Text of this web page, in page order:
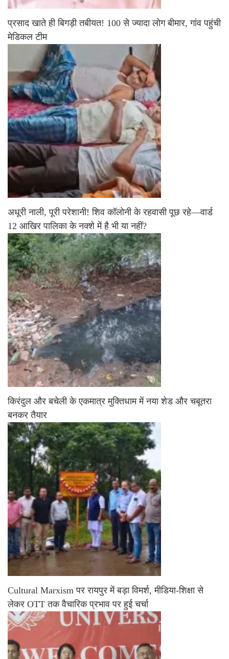
प्रसाद खाते ही बिगड़ी तबीयत! 100 से ज्यादा लोग बीमार, गांव पहुंची
मेडिकल टीम
अधूरी नाली, पूरी परेशानी! शिव कॉलोनी के रहवासी पूछ रहे—वार्ड
12 आखिर पालिका के नक्शे में है भी या नहीं?
किरंदुल और बचेली के एकमात्र मुक्तिधाम में नया शेड और चबूतरा
बनकर तैयार
Cultural Marxism पर रायपुर में बड़ा विमर्श, मीडिया-शिक्षा से
लेकर OTT तक वैचारिक प्रभाव पर हुई चर्चा